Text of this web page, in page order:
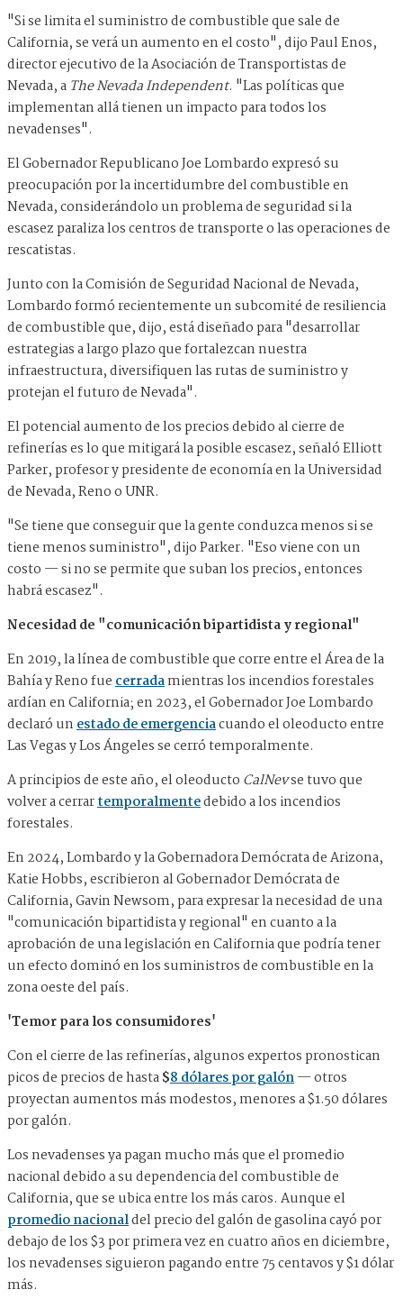
"Si se limita el suministro de combustible que sale de
California, se verá un aumento en el costo", dijo Paul Enos,
director ejecutivo de la Asociación de Transportistas de
Nevada, a The Nevada Independent. "Las políticas que
implementan allá tienen un impacto para todos los
nevadenses".
El Gobernador Republicano Joe Lombardo expresó su
preocupación por la incertidumbre del combustible en
Nevada, considerándolo un problema de seguridad si la
escasez paraliza los centros de transporte o las operaciones de
rescatistas.
Junto con la Comisión de Seguridad Nacional de Nevada,
Lombardo formó recientemente un subcomité de resiliencia
de combustible que, dijo, está diseñado para "desarrollar
estrategias a largo plazo que fortalezcan nuestra
infraestructura, diversifiquen las rutas de suministro y
protejan el futuro de Nevada".
El potencial aumento de los precios debido al cierre de
refinerías es lo que mitigará la posible escasez, señaló Elliott
Parker, profesor y presidente de economía en la Universidad
de Nevada, Reno o UNR.
"Se tiene que conseguir que la gente conduzca menos si se
tiene menos suministro", dijo Parker. "Eso viene con un
costo — si no se permite que suban los precios, entonces
habrá escasez".
Necesidad de "comunicación bipartidista y regional"
En 2019, la línea de combustible que corre entre el Área de la
Bahía y Reno fuecerradamientras los incendios forestales
ardían en California; en 2023, el Gobernador Joe Lombardo
declaró unestado de emergenciacuando el oleoducto entre
Las Vegas y Los Ángeles se cerró temporalmente.
A principios de este año, el oleoducto CalNevse tuvo que
volver a cerrartemporalmentedebido a los incendios
forestales.
En 2024, Lombardo y la Gobernadora Demócrata de Arizona,
Katie Hobbs, escribieron al Gobernador Demócrata de
California, Gavin Newsom, para expresar la necesidad de una
"comunicación bipartidista y regional" en cuanto a la
aprobación de una legislación en California que podría tener
un efecto dominó en los suministros de combustible en la
zona oeste del país.
'Temor para los consumidores'
Con el cierre de las refinerías, algunos expertos pronostican
picos de precios de hasta$8 dólares por galón— otros
proyectan aumentos más modestos, menores a $1.50 dólares
por galón.
Los nevadenses ya pagan mucho más que el promedio
nacional debido a su dependencia del combustible de
California, que se ubica entre los más caros. Aunque el
promedio nacionaldel precio del galón de gasolina cayó por
debajo de los $3 por primera vez en cuatro años en diciembre,
los nevadenses siguieron pagando entre 75 centavos y $1 dólar
más.